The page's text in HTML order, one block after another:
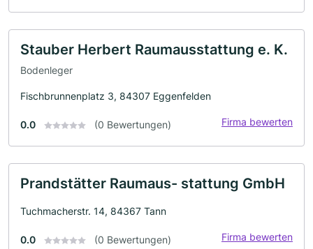
Stauber Herbert Raumausstattung e. K.
Bodenleger
Fischbrunnenplatz 3, 84307 Eggenfelden
0.0 (0 Bewertungen) Firma bewerten
Prandstätter Raumaus- stattung GmbH
Tuchmacherstr. 14, 84367 Tann
0.0 (0 Bewertungen) Firma bewerten